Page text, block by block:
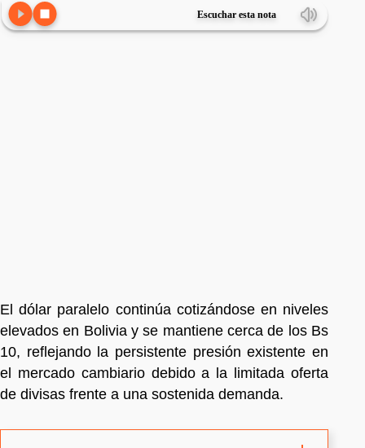
Escuchar esta nota
El dólar paralelo continúa cotizándose en niveles
elevados en Bolivia y se mantiene cerca de los Bs
10, reflejando la persistente presión existente en
el mercado cambiario debido a la limitada oferta
de divisas frente a una sostenida demanda.